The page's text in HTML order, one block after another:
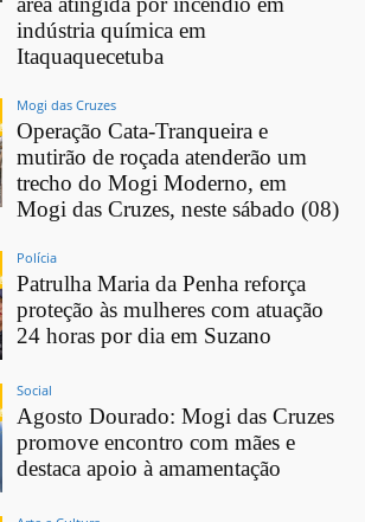
indústria química em
Itaquaquecetuba
Mogi das Cruzes
Operação Cata-Tranqueira e
mutirão de roçada atenderão um
trecho do Mogi Moderno, em
Mogi das Cruzes, neste sábado (08)
Polícia
Patrulha Maria da Penha reforça
proteção às mulheres com atuação
24 horas por dia em Suzano
Social
Agosto Dourado: Mogi das Cruzes
promove encontro com mães e
destaca apoio à amamentação